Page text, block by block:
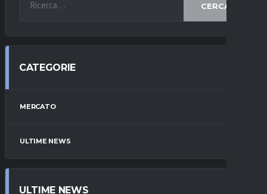
CERCA
CATEGORIE
MERCATO
ULTIME NEWS
ULTIME NEWS